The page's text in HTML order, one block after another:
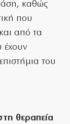
καθώς
που
από τα
έχουν
του
θεραπεία